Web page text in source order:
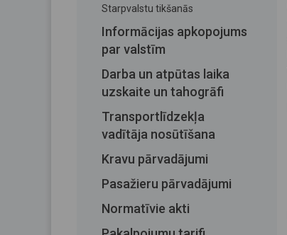
Starpvalstu tikšanās
Informācijas apkopojums
par valstīm
Darba un atpūtas laika
uzskaite un tahogrāfi
Transportlīdzekļa
vadītāja nosūtīšana
Kravu pārvadājumi
Pasažieru pārvadājumi
Normatīvie akti